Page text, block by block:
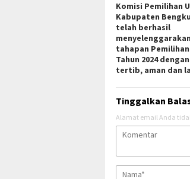
Komisi Pemilihan
Kabupaten
telah berhasil
tahapan
Tahun 2024
tertib, aman dan
Tinggalkan
Alamat email Anda